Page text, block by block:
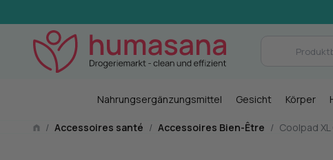
Nahrungsergänzungsmittel Gesicht Körper
/ Accessoires santé / Accessoires Bien-Être / Coolpad